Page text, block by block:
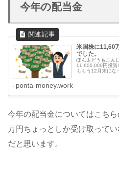
今年の配当金
米国株に11,60
でした。
ぽん太どうもこん
11,600,000円投資
ももう12月末にな
ponta-money.work
今年の配当金についてはこち
万円ちょっとしか受け取って
だと思います。